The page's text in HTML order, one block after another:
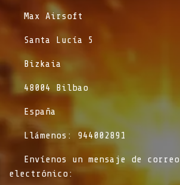
​Max Airsoft
​Santa Lucía 5
​Bizkaia
​48004 Bilbao
​España
​Llámenos: 944002891
​Envíenos un mensaje de correo
electrónico: